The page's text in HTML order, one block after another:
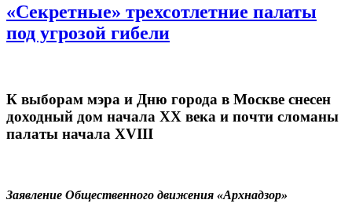
«Секретные» трехсотлетние палаты
под угрозой гибели
К выборам мэра и Дню города в Москве снесен
доходный дом начала ХХ века и почти сломаны
палаты начала XVIII
Заявление Общественного движения «Архнадзор»